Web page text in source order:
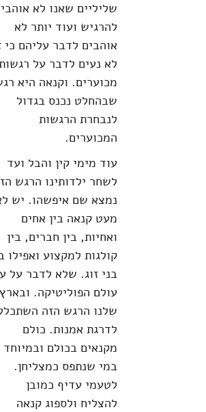
שליליים שאנו לא
להרגיש ועוד יותר לא
אוהבים לדבר עליהם כי
לא נעים לדבר על
מכוערים. וקנאה היא
שבהחלט נכנס בגדול
לנבחרת הרגשות
המכוערים.
עוד מימי קין והבל ועד
לשחר ילדותינו הרגש
נמצא שם איפשהו. יש
מעט קנאה בין אחים
ואחיות, בין חברים, בין
קולגות למקצוע ואפילו
בני זוג. שלא לדבר על
עולם הפוליטיקה. ובארץ
שלנו הרגש הזה
לדרגת אמנות. כולם
מקנאים בכולם ובמיוחד
במי שנתפס כמצליחן.
לטעמי עדיף כמובן
להצליח ולספוג קנאה